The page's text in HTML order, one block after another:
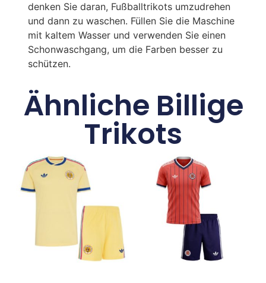
denken Sie daran, Fußballtrikots umzudrehen
und dann zu waschen. Füllen Sie die Maschine
mit kaltem Wasser und verwenden Sie einen
Schonwaschgang, um die Farben besser zu
schützen.
Ähnliche Billige
Trikots